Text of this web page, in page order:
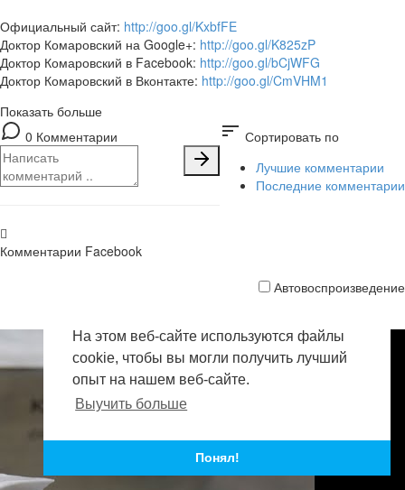
На этом веб-сайте используются файлы
cookie, чтобы вы могли получить лучший
опыт на нашем веб-сайте.
Выучить больше
Понял!
Официальный сайт: http://goo.gl/KxbfFE
Доктор Комаровский на Google+: http://goo.gl/K825zP
Доктор Комаровский в Facebook: http://goo.gl/bCjWFG
Доктор Комаровский в Вконтакте: http://goo.gl/CmVHM1
Показать больше
0 Комментарии
sort Сортировать по
Лучшие комментарии
Последние комментарии
Комментарии Facebook
Автовоспроизведение